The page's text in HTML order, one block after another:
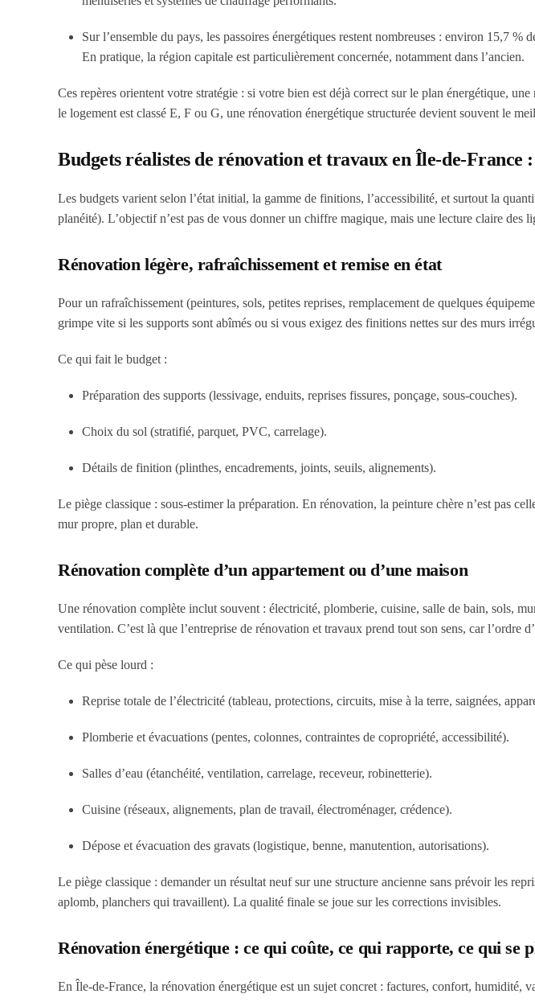
Sur l’ensemble du pays, les passoires énergétiques restent nombreuses : environ 15,7 %
En pratique, la région capitale est particulièrement concernée, notamment dans l’ancien.
Ces repères orientent votre stratégie : si votre bien est déjà correct sur le plan énergétique,
le logement est classé E, F ou G, une rénovation énergétique structurée devient souvent le
Budgets réalistes de rénovation et travaux en Île-de-France
Les budgets varient selon l’état initial, la gamme de finitions, l’accessibilité, et surtout la
planéité). L’objectif n’est pas de vous donner un chiffre magique, mais une lecture claire des
Rénovation légère, rafraîchissement et remise en état
Pour un rafraîchissement (peintures, sols, petites reprises, remplacement de quelques
grimpe vite si les supports sont abîmés ou si vous exigez des finitions nettes sur des murs
Ce qui fait le budget :
Préparation des supports (lessivage, enduits, reprises fissures, ponçage, sous-couches).
Choix du sol (stratifié, parquet, PVC, carrelage).
Détails de finition (plinthes, encadrements, joints, seuils, alignements).
Le piège classique : sous-estimer la préparation. En rénovation, la peinture chère n’est pas
mur propre, plan et durable.
Rénovation complète d’un appartement ou d’une maison
Une rénovation complète inclut souvent : électricité, plomberie, cuisine, salle de bain, sols,
ventilation. C’est là que l’entreprise de rénovation et travaux prend tout son sens, car l’ordre
Ce qui pèse lourd :
Reprise totale de l’électricité (tableau, protections, circuits, mise à la terre, saignées,
Plomberie et évacuations (pentes, colonnes, contraintes de copropriété, accessibilité).
Salles d’eau (étanchéité, ventilation, carrelage, receveur, robinetterie).
Cuisine (réseaux, alignements, plan de travail, électroménager, crédence).
Dépose et évacuation des gravats (logistique, benne, manutention, autorisations).
Le piège classique : demander un résultat neuf sur une structure ancienne sans prévoir les
aplomb, planchers qui travaillent). La qualité finale se joue sur les corrections invisibles.
Rénovation énergétique : ce qui coûte, ce qui rapporte, ce qui se
En Île-de-France, la rénovation énergétique est un sujet concret : factures, confort, humidité,